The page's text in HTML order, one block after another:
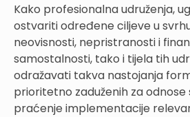
Kako profesionalna udruženja,
ostvariti određene ciljeve u
neovisnosti, nepristranosti i
samostalnosti, tako i tijela tih
odražavati takva nastojanja
prioritetno zaduženih za odnose
praćenje implementacije